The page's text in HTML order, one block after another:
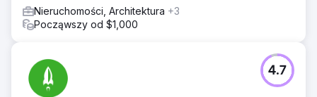
Nieruchomości, Architektura +3
Począwszy od $1,000
4.7